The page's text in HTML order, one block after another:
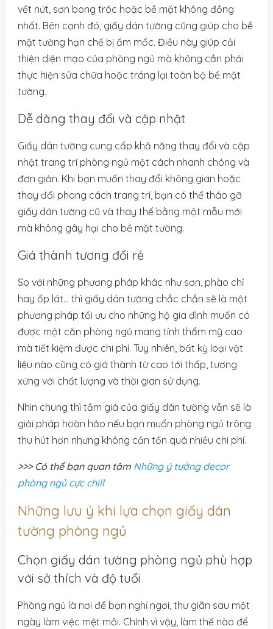
vết nứt, sơn bong tróc hoặc bề mặt không đồng
nhất. Bên cạnh đó, giấy dán tường cũng giúp cho bề
mặt tường hạn chế bị ẩm mốc. Điều này giúp cải
thiện diện mạo của phòng ngủ mà không cần phải
thực hiện sửa chữa hoặc tráng lại toàn bộ bề mặt
tường.
Dễ dàng thay đổi và cập nhật
Giấy dán tường cung cấp khả năng thay đổi và cập
nhật trang trí phòng ngủ một cách nhanh chóng và
đơn giản. Khi bạn muốn thay đổi không gian hoặc
thay đổi phong cách trang trí, bạn có thể tháo gỡ
giấy dán tường cũ và thay thế bằng một mẫu mới
mà không gây hại cho bề mặt tường.
Giá thành tương đối rẻ
So với những phương pháp khác như sơn, phào chỉ
hay ốp lát… thì giấy dán tường chắc chắn sẽ là một
phương pháp tối ưu cho những hộ gia đình muốn có
được một căn phòng ngủ mang tính thẩm mỹ cao
mà tiết kiệm được chi phí. Tuy nhiên, bất kỳ loại vật
liệu nào cũng có giá thành từ cao tới thấp, tương
xứng với chất lượng và thời gian sử dụng.
Nhìn chung thì tầm giá của giấy dán tường vẫn sẽ là
giải pháp hoàn hảo nếu bạn muốn phòng ngủ trông
thu hút hơn nhưng không cần tốn quá nhiều chi phí.
>>> Có thể bạn quan tâm Những ý tưởng decor
phòng ngủ cực chill
Những lưu ý khi lựa chọn giấy dán
tường phòng ngủ
Chọn giấy dán tường phòng ngủ phù hợp
với sở thích và độ tuổi
Phòng ngủ là nơi để bạn nghỉ ngơi, thư giãn sau một
ngày làm việc mệt mỏi. Chính vì vậy, làm thế nào để